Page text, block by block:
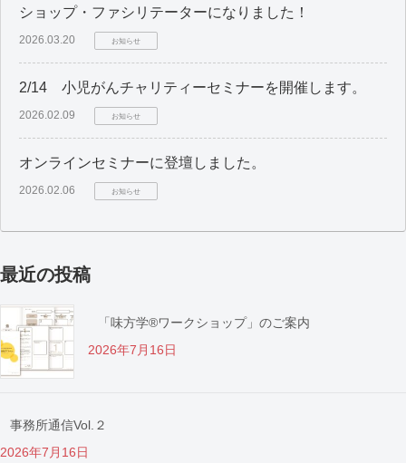
ショップ・ファシリテーターになりました！
2026.03.20 お知らせ
2/14 小児がんチャリティーセミナーを開催します。
2026.02.09 お知らせ
オンラインセミナーに登壇しました。
2026.02.06 お知らせ
最近の投稿
「味方学®ワークショップ」のご案内
2026年7月16日
事務所通信Vol.２
2026年7月16日